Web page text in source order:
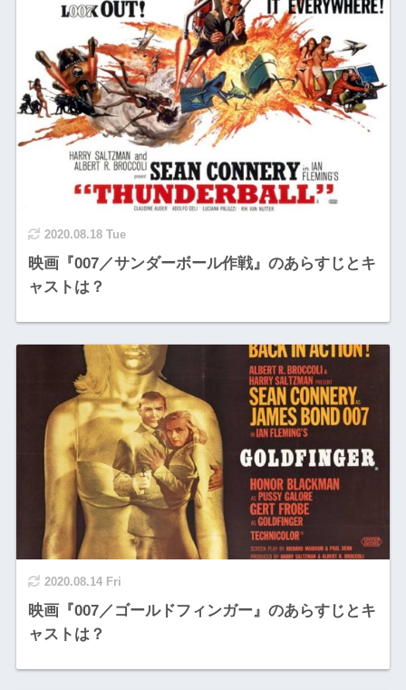
2020.08.18 Tue
映画『007／サンダーボール作戦』のあらすじとキ
ャストは？
2020.08.14 Fri
映画『007／ゴールドフィンガー』のあらすじとキ
ャストは？